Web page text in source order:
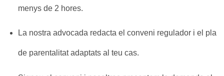
menys de 2 hores.
La nostra advocada redacta el conveni regulador i el pla
de parentalitat adaptats al teu cas.